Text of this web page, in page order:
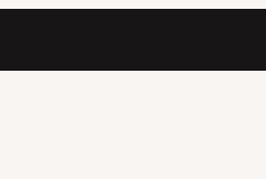
Sumérgete en los datos